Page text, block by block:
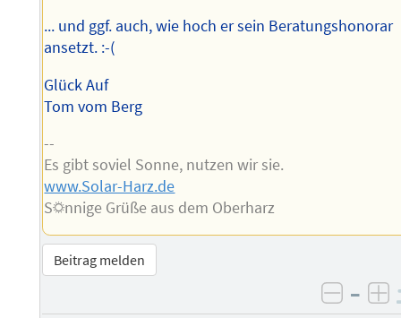
... und ggf. auch, wie hoch er sein Beratungshonorar
ansetzt. :-(
Glück Auf
Tom vom Berg
--
Es gibt soviel Sonne, nutzen wir sie.
www.Solar-Harz.de
S☼nnige Grüße aus dem Oberharz
Beitrag melden
–